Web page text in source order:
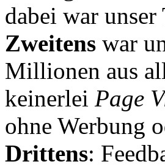
dabei war
Zweitens war
Millionen aus
keinerlei Page
ohne Werbung
Drittens: